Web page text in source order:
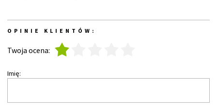
OPINIE KLIENTÓW:
Twoja ocena:
Imię: